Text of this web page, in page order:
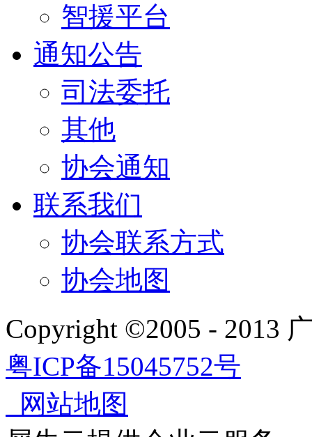
智援平台
通知公告
司法委托
其他
协会通知
联系我们
协会联系方式
协会地图
Copyright ©2005 - 2013
粤ICP备15045752号
网站地图